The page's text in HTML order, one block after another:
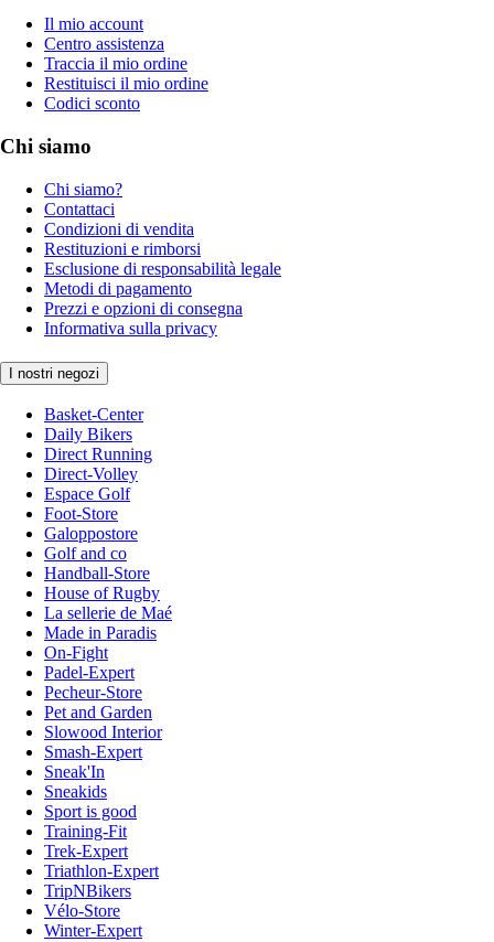
Il mio account
Centro assistenza
Traccia il mio ordine
Restituisci il mio ordine
Codici sconto
Chi siamo
Chi siamo?
Contattaci
Condizioni di vendita
Restituzioni e rimborsi
Esclusione di responsabilità legale
Metodi di pagamento
Prezzi e opzioni di consegna
Informativa sulla privacy
I nostri negozi
Basket-Center
Daily Bikers
Direct Running
Direct-Volley
Espace Golf
Foot-Store
Galoppostore
Golf and co
Handball-Store
House of Rugby
La sellerie de Maé
Made in Paradis
On-Fight
Padel-Expert
Pecheur-Store
Pet and Garden
Slowood Interior
Smash-Expert
Sneak'In
Sneakids
Sport is good
Training-Fit
Trek-Expert
Triathlon-Expert
TripNBikers
Vélo-Store
Winter-Expert